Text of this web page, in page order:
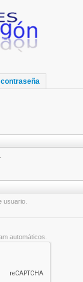
usuario.
automáticos.